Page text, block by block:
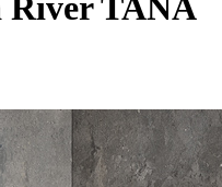
TANA